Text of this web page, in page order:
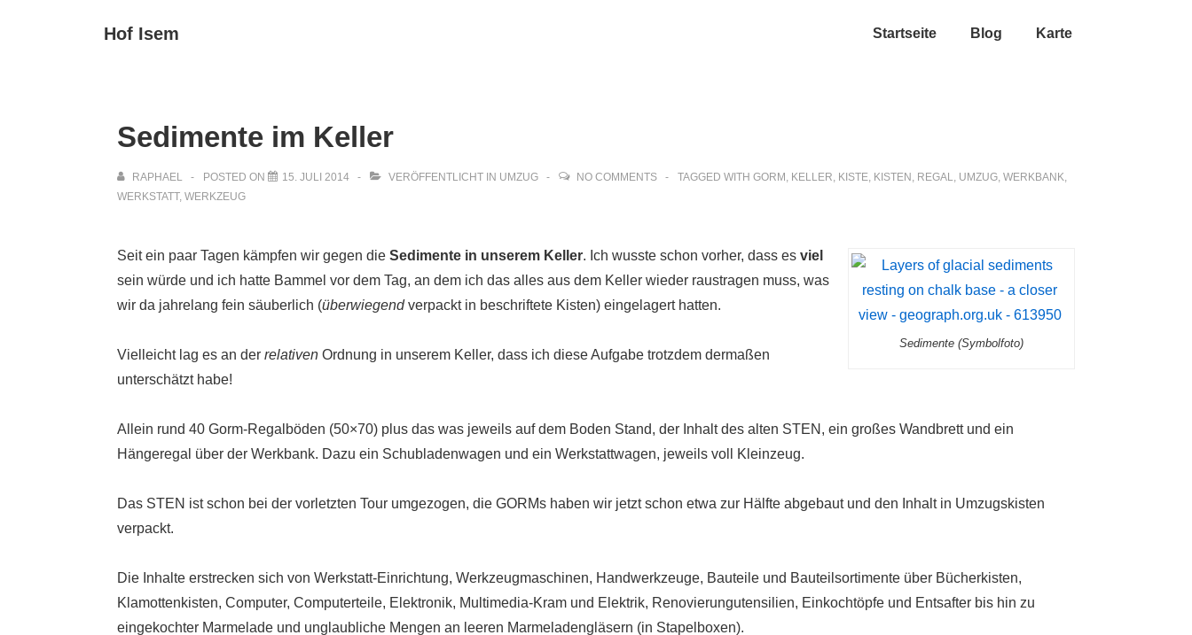
Hof Isem Startseite Blog Karte
Sedimente im Keller
RAPHAEL POSTED ON 15. JULI 2014 VERÖFFENTLICHT IN UMZUG NO COMMENTS TAGGED WITH GORM , KELLER, KISTE, KISTEN , REGAL, UMZUG, WERKBANK,
WERKSTATT, WERKZEUG
Sedimente (Symbolfoto)
Seit ein paar Tagen kämpfen wir gegen die Sedimente in unserem Keller. Ich wusste schon vorher, dass es viel
sein würde und ich hatte Bammel vor dem Tag, an dem ich das alles aus dem Keller wieder raustragen muss, was
wir da jahrelang fein säuberlich (überwiegendverpackt in beschriftete Kisten) eingelagert hatten.
Vielleicht lag es an der relativen Ordnung in unserem Keller, dass ich diese Aufgabe trotzdem dermaßen
unterschätzt habe!
Allein rund 40 Gorm-Regalböden (50×70) plus das was jeweils auf dem Boden Stand, der Inhalt des alten STEN, ein großes Wandbrett und ein
Hängeregal über der Werkbank. Dazu ein Schubladenwagen und ein Werkstattwagen, jeweils voll Kleinzeug.
Das STEN ist schon bei der vorletzten Tour umgezogen, die GORMs haben wir jetzt schon etwa zur Hälfte abgebaut und den Inhalt in Umzugskisten
verpackt.
Die Inhalte erstrecken sich von Werkstatt-Einrichtung, Werkzeugmaschinen, Handwerkzeuge, Bauteile und Bauteilsortimente über Bücherkisten,
Klamottenkisten, Computer, Computerteile, Elektronik, Multimedia-Kram und Elektrik, Renovierungutensilien, Einkochtöpfe und Entsafter bis hin zu
eingekochter Marmelade und unglaubliche Mengen an leeren Marmeladengläsern (in Stapelboxen).